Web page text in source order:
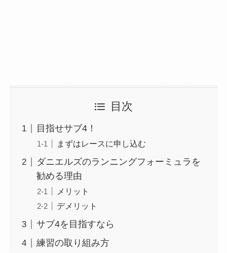
目次
目指せサブ4！
まずはレースに申し込む
ダニエルズのランニングフォーミュラを
勧める理由
メリット
デメリット
サブ4を目指すなら
練習の取り組み方